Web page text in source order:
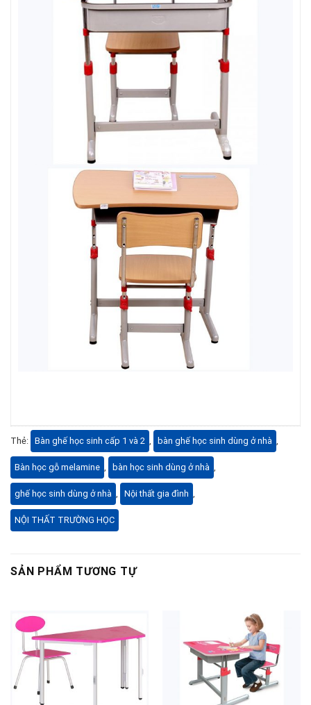
Thẻ: Bàn ghế học sinh cấp 1 và 2 bàn ghế học sinh dùng ở nhà
Bàn học gỗ melamine bàn học sinh dùng ở nhà
ghế học sinh dùng ở nhà Nội thất gia đình
NỘI THẤT TRƯỜNG HỌC
SẢN PHẨM TƯƠNG TỰ